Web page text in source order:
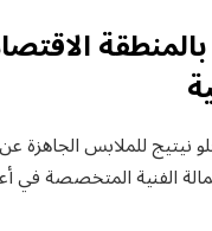
نيتيج للملابس الجاهزة
الفنية المتخصصة في